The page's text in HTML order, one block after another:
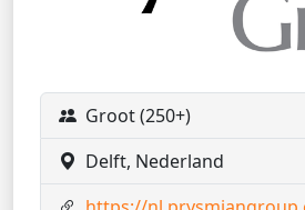
Groot (250+)
Delft, Nederland